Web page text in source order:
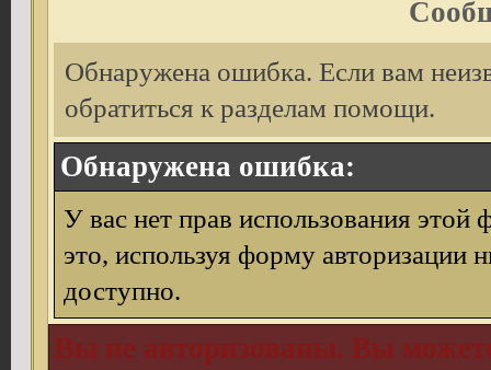
Обнаружена ошибка. Если вам
обратиться к разделам помощи.
Обнаружена ошибка:
У вас нет прав использования этой
это, используя форму авторизации
доступно.
Вы не авторизованы. Вы